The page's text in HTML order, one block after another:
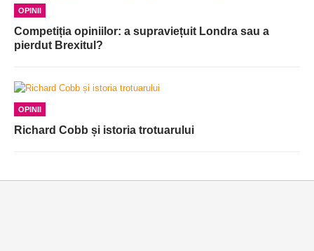
OPINII
Competiția opiniilor: a supraviețuit Londra sau a
pierdut Brexitul?
OPINII
Richard Cobb și istoria trotuarului